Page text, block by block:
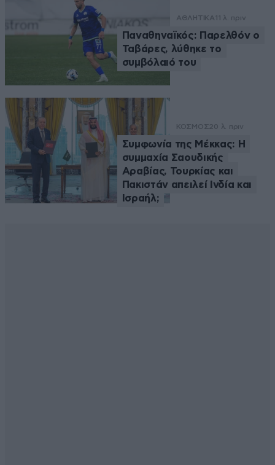
ΑΘΛΗΤΙΚΑ 11 λ. πριν
Παναθηναϊκός: Παρελθόν ο
Ταβάρες, λύθηκε το
συμβόλαιό του
ΚΟΣΜΟΣ20 λ. πριν
Συμφωνία της Μέκκας: Η
συμμαχία Σαουδικής
Αραβίας, Τουρκίας και
Πακιστάν απειλεί Ινδία και
Ισραήλ;